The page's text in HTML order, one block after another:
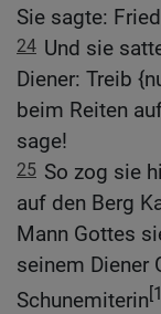
Sie sagte:
24 Und sie
Diener: Treib
beim Reiten
sage!
25 So zog sie
auf den Berg
Mann Gottes
seinem Diener
Schunemiterin